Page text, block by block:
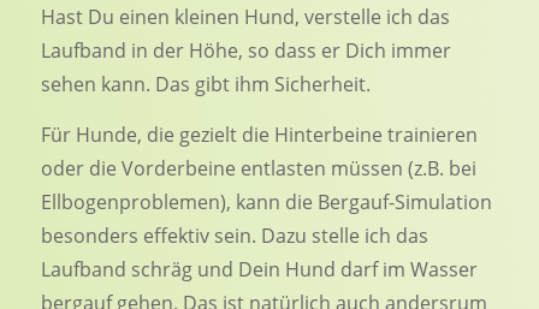
Hast Du einen kleinen Hund, verstelle ich das
Laufband in der Höhe, so dass er Dich immer
sehen kann. Das gibt ihm Sicherheit.
Für Hunde, die gezielt die Hinterbeine trainieren
oder die Vorderbeine entlasten müssen (z.B. bei
Ellbogenproblemen), kann die Bergauf-Simulation
besonders effektiv sein. Dazu stelle ich das
Laufband schräg und Dein Hund darf im Wasser
bergauf gehen. Das ist natürlich auch andersrum